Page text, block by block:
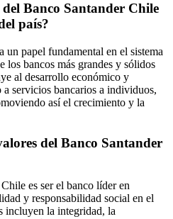
Banco Santander Chile
país?
papel fundamental en el sistema
los bancos más grandes y sólidos
al desarrollo económico y
servicios bancarios a individuos,
así el crecimiento y la
del Banco Santander
es ser el banco líder en
y responsabilidad social en el
incluyen la integridad, la